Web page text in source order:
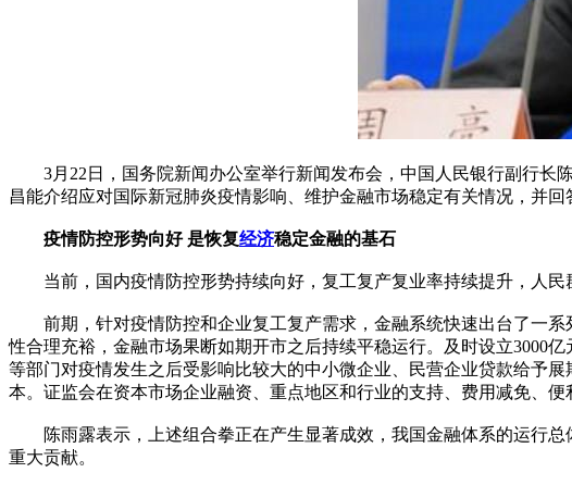
3月22日，国务院新闻办公室举行新闻发布会，中国人民银行副行长
昌能介绍应对国际新冠肺炎疫情影响、维护金融市场稳定有关情况，并回
疫情防控形势向好 是恢复经济稳定金融的基石
当前，国内疫情防控形势持续向好，复工复产复业率持续提升，人民
前期，针对疫情防控和企业复工复产需求，金融系统快速出台了一系
性合理充裕，金融市场果断如期开市之后持续平稳运行。及时设立3000
等部门对疫情发生之后受影响比较大的中小微企业、民营企业贷款给予展
本。证监会在资本市场企业融资、重点地区和行业的支持、费用减免、
陈雨露表示，上述组合拳正在产生显著成效，我国金融体系的运行总
重大贡献。